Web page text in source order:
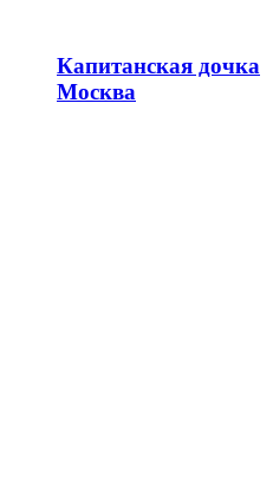
Капитанская дочка
Москва